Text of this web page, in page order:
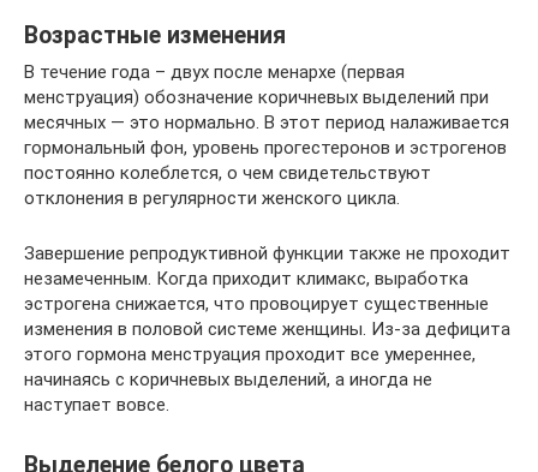
Возрастные изменения
В течение года – двух после менархе (первая
менструация) обозначение коричневых выделений при
месячных — это нормально. В этот период налаживается
гормональный фон, уровень прогестеронов и эстрогенов
постоянно колеблется, о чем свидетельствуют
отклонения в регулярности женского цикла.
Завершение репродуктивной функции также не проходит
незамеченным. Когда приходит климакс, выработка
эстрогена снижается, что провоцирует существенные
изменения в половой системе женщины. Из-за дефицита
этого гормона менструация проходит все умереннее,
начинаясь с коричневых выделений, а иногда не
наступает вовсе.
Выделение белого цвета